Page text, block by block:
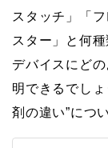
スタッチ」「
スター」と何
デバイスにど
明できるでし
剤の違い”につ